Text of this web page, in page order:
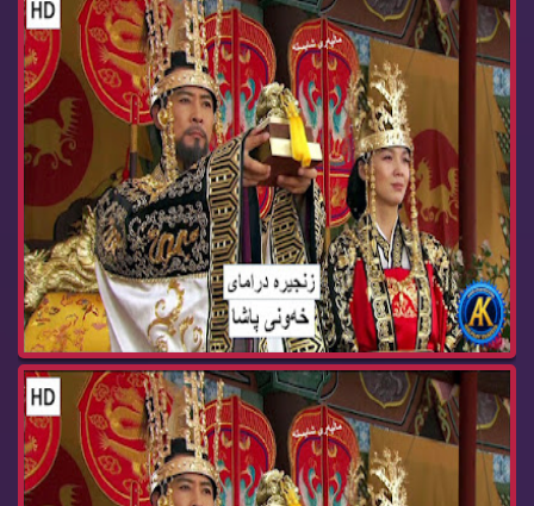
زنجیره‌ درامای خه‌ونی پاشا ئه‌ڵقه‌ی 64 dramay x...